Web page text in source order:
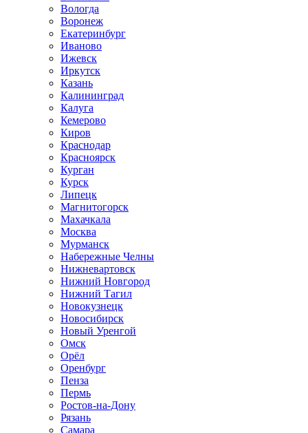
Вологда
Воронеж
Екатеринбург
Иваново
Ижевск
Иркутск
Казань
Калининград
Калуга
Кемерово
Киров
Краснодар
Красноярск
Курган
Курск
Липецк
Магнитогорск
Махачкала
Москва
Мурманск
Набережные Челны
Нижневартовск
Нижний Новгород
Нижний Тагил
Новокузнецк
Новосибирск
Новый Уренгой
Омск
Орёл
Оренбург
Пенза
Пермь
Ростов-на-Дону
Рязань
Самара